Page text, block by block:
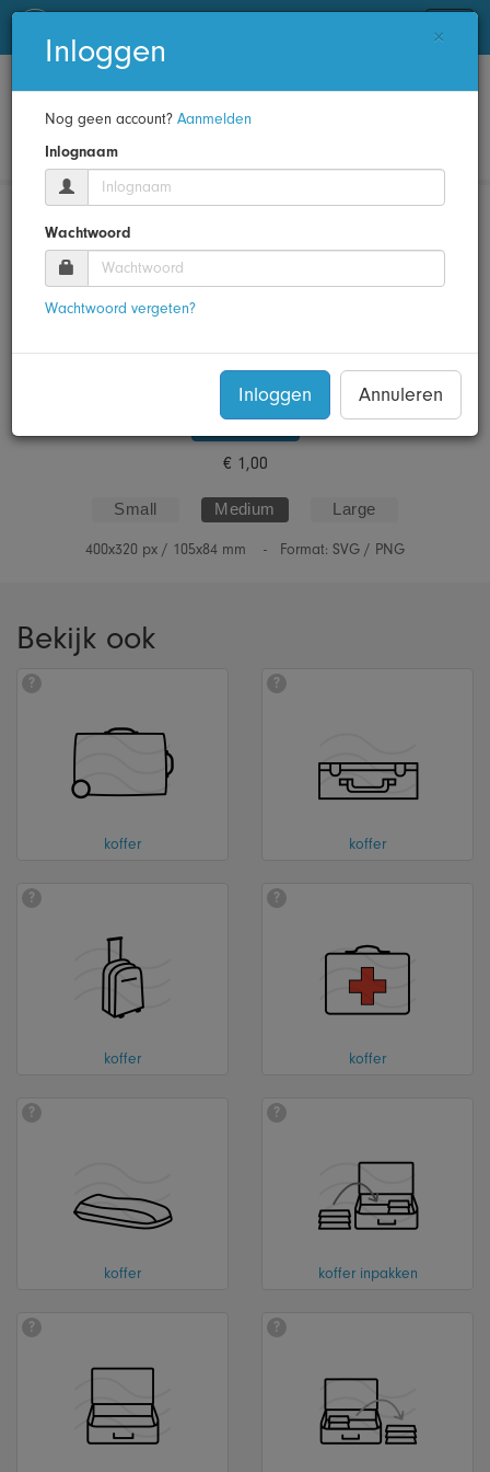
koffiedrinken
Thema's :Drinken,Restaurant
Aanschaffen
€ 1,00
Small Medium Large
400x320 px / 105x84 mm - Format: SVG / PNG
Bekijk ook
?
koffer
?
koffer
?
koffer
?
koffer
?
koffer
?
koffer inpakken
? ?
×
Inloggen
Nog geen account? Aanmelden
Inlognaam
Wachtwoord
Wachtwoord vergeten?
Inloggen Annuleren